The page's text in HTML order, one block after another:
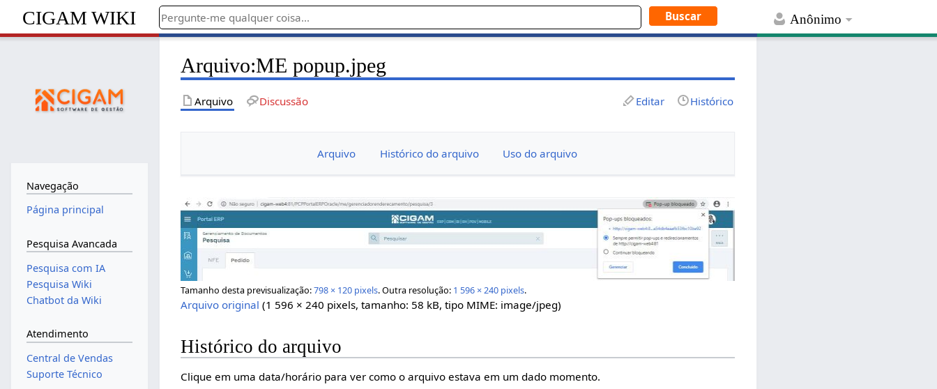
Anônimo
CIGAM WIKI
Arquivo:ME popup.jpeg
Arquivo Discussão Editar Histórico
Arquivo Histórico do arquivo Uso do arquivo
Tamanho desta previsualização:798 × 120 pixels.Outra resolução: 1 596 × 240 pixels.
Arquivo original (1 596 × 240 pixels, tamanho: 58 kB, tipo MIME: image/jpeg)
Histórico do arquivo
Clique em uma data/horário para ver como o arquivo estava em um dado momento.
Navegação
Página principal
Pesquisa Avancada
Pesquisa com IA
Pesquisa Wiki
Chatbot da Wiki
Atendimento
Central de Vendas
Suporte Técnico